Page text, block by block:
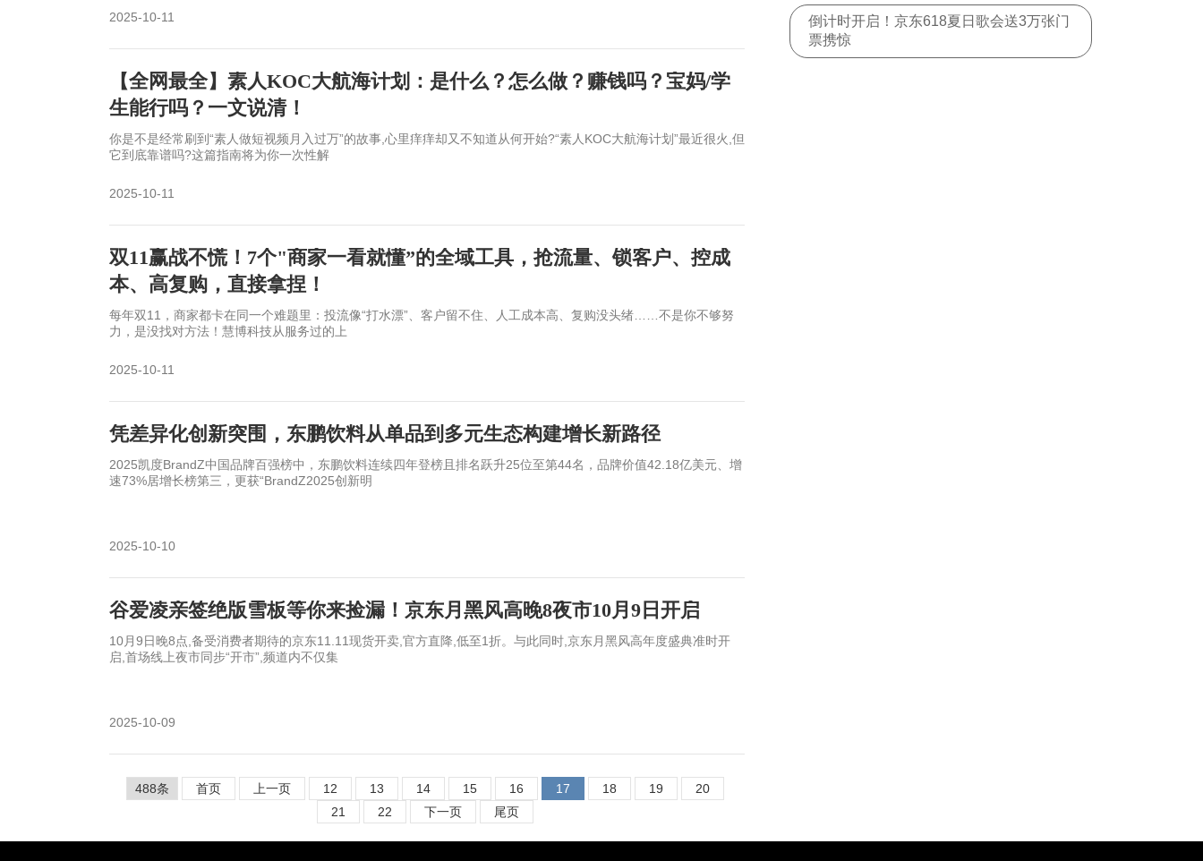
2025-10-11
【全网最全】素人KOC大航海计划：是什么？怎么做？赚钱吗？宝妈/学
生能行吗？一文说清！
你是不是经常刷到“素人做短视频月入过万”的故事,心里痒痒却又不知道从何开始?“素人KOC大航海计划”最近很火,但
它到底靠谱吗?这篇指南将为你一次性解
2025-10-11
双11赢战不慌！7个"商家一看就懂”的全域工具，抢流量、锁客户、控成
本、高复购，直接拿捏！
每年双11，商家都卡在同一个难题里：投流像“打水漂”、客户留不住、人工成本高、复购没头绪……不是你不够努
力，是没找对方法！慧博科技从服务过的上
2025-10-11
凭差异化创新突围，东鹏饮料从单品到多元生态构建增长新路径
2025凯度BrandZ中国品牌百强榜中，东鹏饮料连续四年登榜且排名跃升25位至第44名，品牌价值42.18亿美元、增
速73%居增长榜第三，更获“BrandZ2025创新明
2025-10-10
谷爱凌亲签绝版雪板等你来捡漏！京东月黑风高晚8夜市10月9日开启
10月9日晚8点,备受消费者期待的京东11.11现货开卖,官方直降,低至1折。与此同时,京东月黑风高年度盛典准时开
启,首场线上夜市同步“开市”,频道内不仅集
2025-10-09
488条 首页 上一页 12 13 14 15 16 17 18 19
20
21
22 下一页 尾页
倒计时开启！京东618夏日歌会送3万张门
票携惊